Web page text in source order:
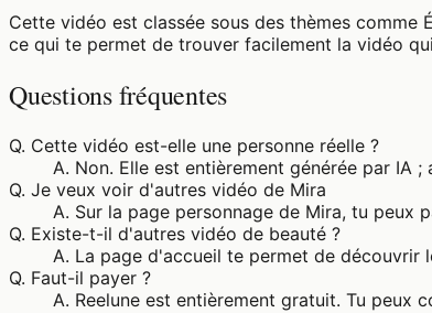
Cette vidéo est classée sous des thèmes
ce qui te permet de trouver facilement la vidéo
Questions fréquentes
Q. Cette vidéo est-elle une personne réelle ?
A. Non. Elle est entièrement générée par IA
Q. Je veux voir d'autres vidéo de Mira
A. Sur la page personnage de Mira, tu peux
Q. Existe-t-il d'autres vidéo de beauté ?
A. La page d'accueil te permet de découvrir
Q. Faut-il payer ?
A. Reelune est entièrement gratuit. Tu peux